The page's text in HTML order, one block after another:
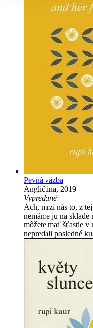
Pevná väzba
Angličtina, 2019
Vypredané
Ach, mrzí nás to, z
nemáme ju na
môžete mať šťastie v
nepredali posledné